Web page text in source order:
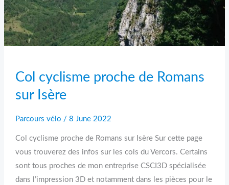
Col cyclisme proche de Romans
sur Isère
Parcours vélo / 8 June 2022
Col cyclisme proche de Romans sur Isère Sur cette page
vous trouverez des infos sur les cols du Vercors. Certains
sont tous proches de mon entreprise CSCI3D spécialisée
dans l’impression 3D et notamment dans les pièces pour le